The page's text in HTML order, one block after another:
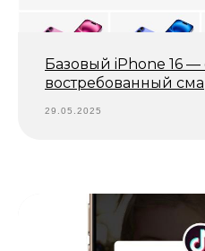
Базовый iPhone 16
востребованный
29.05.2025